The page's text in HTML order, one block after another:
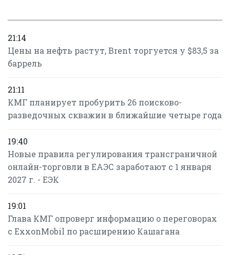
21:14
Цены на нефть растут, Brent торгуется у $83,5 за
баррель
21:11
КМГ планирует пробурить 26 поисково-
разведочных скважин в ближайшие четыре года
19:40
Новые правила регулирования трансграничной
онлайн-торговли в ЕАЭС заработают с 1 января
2027 г. - ЕЭК
19:01
Глава КМГ опроверг информацию о переговорах
с ExxonMobil по расширению Кашагана